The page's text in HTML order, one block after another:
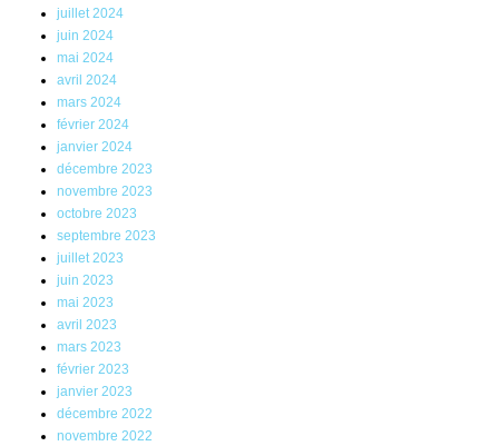
juillet 2024
juin 2024
mai 2024
avril 2024
mars 2024
février 2024
janvier 2024
décembre 2023
novembre 2023
octobre 2023
septembre 2023
juillet 2023
juin 2023
mai 2023
avril 2023
mars 2023
février 2023
janvier 2023
décembre 2022
novembre 2022